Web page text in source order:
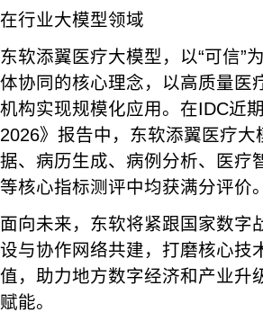
在行业大模型领域
东软添翼医疗大模型，以“可信”
体协同的核心理念，以高质量医
机构实现规模化应用。在IDC近
2026》报告中，东软添翼医疗
据、病历生成、病例分析、医疗
等核心指标测评中均获满分评价。
面向未来，东软将紧跟国家数字
设与协作网络共建，打磨核心技
值，助力地方数字经济和产业升
赋能。